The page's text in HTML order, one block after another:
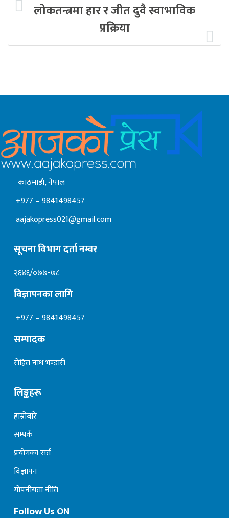
लोकतन्त्रमा हार र जीत दुवै स्वाभाविक
प्रक्रिया
काठमाडाैं, नेपाल
+977 – 9841498457
aajakopress021@gmail.com
सूचना विभाग दर्ता नम्बर
२६४६/०७७-७८
विज्ञापनका लागि
+977 – 9841498457
सम्पादक
रोहित नाथ भण्डारी
लिङ्कहरू
हाम्रोबारे
सम्पर्क
प्रयोगका सर्त
विज्ञापन
गोपनीयता नीति
Follow Us ON